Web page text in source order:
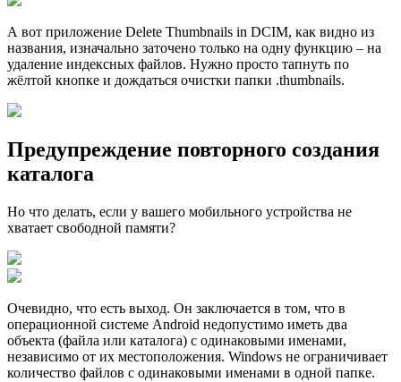
А вот приложение Delete Thumbnails in DCIM, как видно из
названия, изначально заточено только на одну функцию – на
удаление индексных файлов. Нужно просто тапнуть по
жёлтой кнопке и дождаться очистки папки .thumbnails.
Предупреждение повторного создания
каталога
Но что делать, если у вашего мобильного устройства не
хватает свободной памяти?
Очевидно, что есть выход. Он заключается в том, что в
операционной системе Android недопустимо иметь два
объекта (файла или каталога) с одинаковыми именами,
независимо от их местоположения. Windows не ограничивает
количество файлов с одинаковыми именами в одной папке.